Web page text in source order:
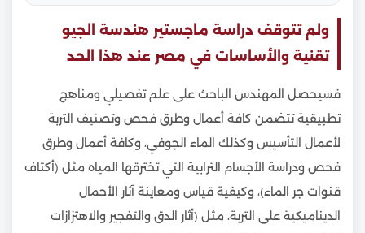
ولم تتوقف دراسة ماجستير هندسة الجيو
تقنية والأساسات في مصر عند هذا الحد
فسيحصل المهندس الباحث على علم تفصيلي ومناهج
تطبيقية تتضمن كافة أعمال وطرق فحص وتصنيف التربة
لأعمال التأسيس وكذلك الماء الجوفي، وكافة أعمال وطرق
فحص ودراسة الأجسام الترابية التي تخترقها المياه مثل (أكتاف
قنوات جر الماء)، وكيفية قياس ومعاينة آثار الأحمال
الديناميكية على التربة، مثل (أثار الدق والتفجير والاهتزازات